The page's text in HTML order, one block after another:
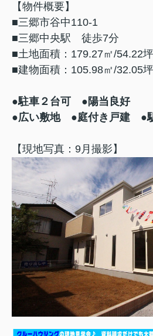
【物件概要】
■三郷市谷中110-1
■三郷中央駅 徒歩7分
■土地面積：179.27㎡/54.22坪
■建物面積：105.98㎡/32.05坪
●駐車２台可 ●陽当良好
●広い敷地 ●庭付き戸建 ●
【現地写真：9月撮影】